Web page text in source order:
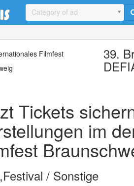
Category of ad
Filmfest
39.
Tickets
im
/ Sonstige